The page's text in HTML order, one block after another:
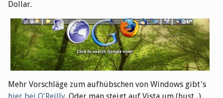
Dollar.
Mehr Vorschläge zum aufhübschen von Windows gibt's